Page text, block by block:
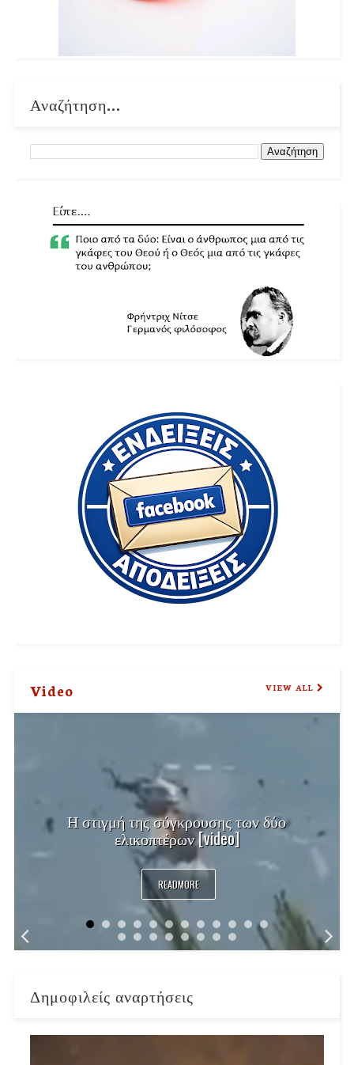
Αναζήτηση...
Video VIEW ALL
Η στιγμή της σύγκρουσης των δύο
ελικοπτέρων [video]
READMORE
Δημοφιλείς αναρτήσεις